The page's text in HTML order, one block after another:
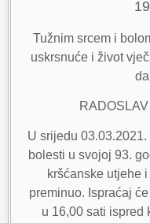
Tužnim srcem i
uskrsnuće i život
U srijedu
bolesti u svojoj 93.
kršćanske utjehe
preminuo. Ispraćaj
u 16,00 sati ispred